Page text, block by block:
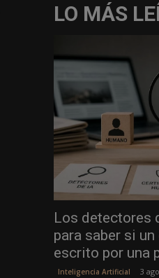
LO MÁS
Los detectores
para saber si
escrito por una
Inteligencia Artificial 3